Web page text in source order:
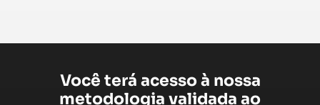
Você terá acesso à nossa
metodologia validada ao